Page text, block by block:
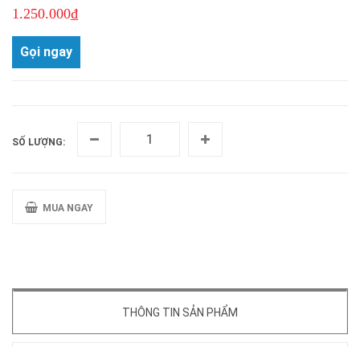
1.250.000₫
Gọi ngay
SỐ LƯỢNG:
MUA NGAY
THÔNG TIN SẢN PHẨM